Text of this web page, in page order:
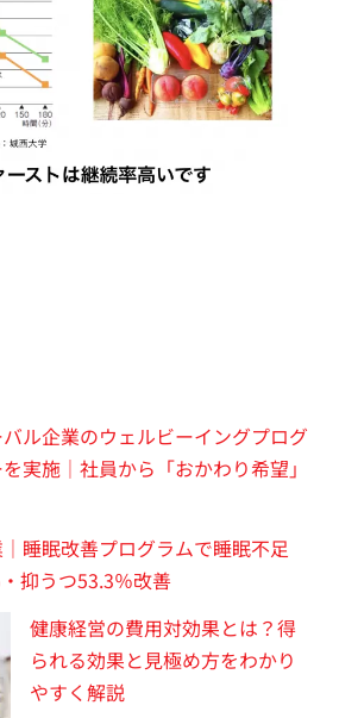
バル企業のウェルビーイングプログ
実施｜社員から「おかわり希望」
｜睡眠改善プログラムで睡眠不足
抑うつ53.3％改善
健康経営の費用対効果とは？得
られる効果と見極め方をわかり
やすく解説